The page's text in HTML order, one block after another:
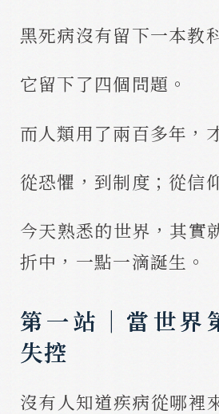
黑死病沒有留下一本教
它留下了四個問題。
而人類用了兩百多年，
從恐懼，到制度；從信
今天熟悉的世界，其實
折中，一點一滴誕生。
第一站｜當世界
失控
沒有人知道疾病從哪裡